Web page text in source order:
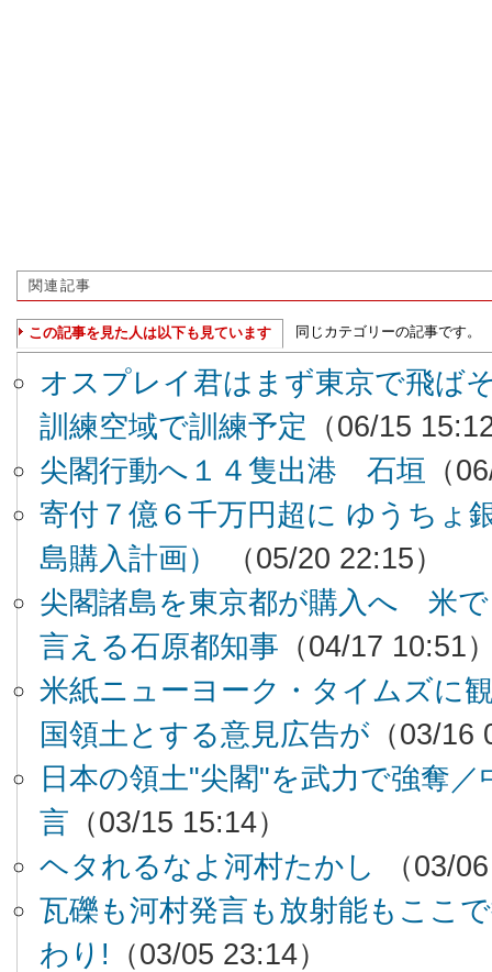
関連記事
この記事を見た人は以下も見ています 同じカテゴリーの記事です。
オスプレイ君はまず東京で飛ば
訓練空域で訓練予定 （06/15
尖閣行動へ１４隻出港 石垣 （
寄付７億６千万円超に ゆうちょ
島購入計画）
（05/20 22:15）
尖閣諸島を東京都が購入へ 米
言える石原都知事 （04/17 10:51
米紙ニューヨーク・タイムズに
国領土とする意見広告が （03/16
日本の領土"尖閣"を武力で強奪
言 （03/15 15:14）
ヘタれるなよ河村たかし
（03/
瓦礫も河村発言も放射能もここ
わり! （03/05 23:14）